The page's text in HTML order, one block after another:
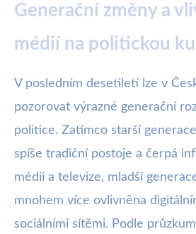
Generační změny a
médií na politickou
V posledním desetiletí lze v
pozorovat výrazné generační
politice. Zatímco starší
spíše tradiční postoje a čerpá
médií a televize, mladší
mnohem více ovlivněna
sociálními sítěmi. Podle